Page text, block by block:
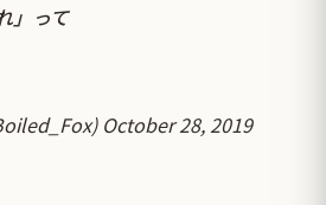
」って
October 28, 2019